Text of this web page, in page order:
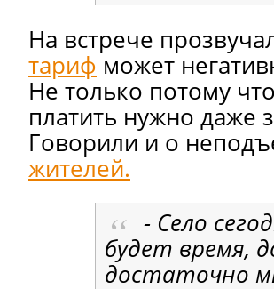
На встрече
тарифможет
Не только потому
платить нужно даже
Говорили и о
жителей.
- Село
будет время,
достаточно